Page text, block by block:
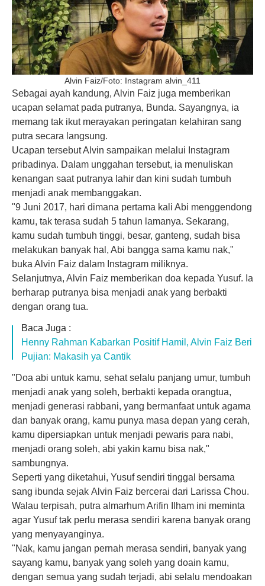
Alvin Faiz/Foto: Instagram alvin_411
Sebagai ayah kandung, Alvin Faiz juga memberikan
ucapan selamat pada putranya, Bunda. Sayangnya, ia
memang tak ikut merayakan peringatan kelahiran sang
putra secara langsung.
Ucapan tersebut Alvin sampaikan melalui Instagram
pribadinya. Dalam unggahan tersebut, ia menuliskan
kenangan saat putranya lahir dan kini sudah tumbuh
menjadi anak membanggakan.
"9 Juni 2017, hari dimana pertama kali Abi menggendong
kamu, tak terasa sudah 5 tahun lamanya. Sekarang,
kamu sudah tumbuh tinggi, besar, ganteng, sudah bisa
melakukan banyak hal, Abi bangga sama kamu nak,"
buka Alvin Faiz dalam Instagram miliknya.
Selanjutnya, Alvin Faiz memberikan doa kepada Yusuf. Ia
berharap putranya bisa menjadi anak yang berbakti
dengan orang tua.
Baca Juga :
Henny Rahman Kabarkan Positif Hamil, Alvin Faiz Beri
Pujian: Makasih ya Cantik
"Doa abi untuk kamu, sehat selalu panjang umur, tumbuh
menjadi anak yang soleh, berbakti kepada orangtua,
menjadi generasi rabbani, yang bermanfaat untuk agama
dan banyak orang, kamu punya masa depan yang cerah,
kamu dipersiapkan untuk menjadi pewaris para nabi,
menjadi orang soleh, abi yakin kamu bisa nak,"
sambungnya.
Seperti yang diketahui, Yusuf sendiri tinggal bersama
sang ibunda sejak Alvin Faiz bercerai dari Larissa Chou.
Walau terpisah, putra almarhum Arifin Ilham ini meminta
agar Yusuf tak perlu merasa sendiri karena banyak orang
yang menyayanginya.
"Nak, kamu jangan pernah merasa sendiri, banyak yang
sayang kamu, banyak yang soleh yang doain kamu,
dengan semua yang sudah terjadi, abi selalu mendoakan